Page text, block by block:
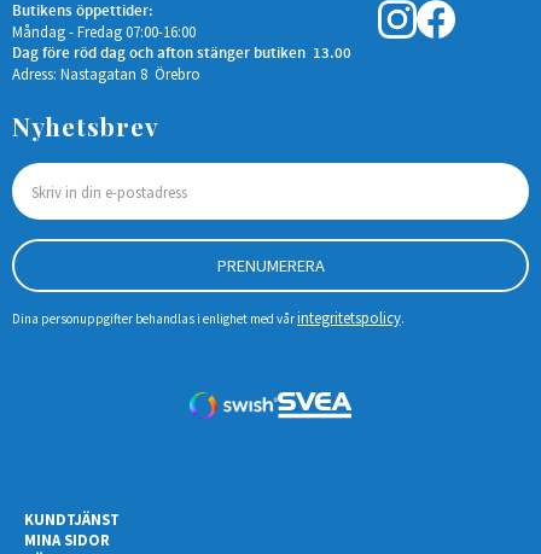
Butikens öppettider:
Måndag - Fredag 07:00-16:00
Dag före röd dag och afton stänger butiken 13.00
Adress: Nastagatan 8 Örebro
Nyhetsbrev
PRENUMERERA
Dina personuppgifter behandlas i enlighet med vårintegritetspolicy.
KUNDTJÄNST
MINA SIDOR